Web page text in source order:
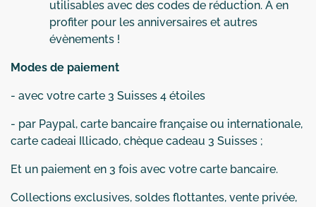
utilisables avec des codes de réduction. A en
profiter pour les anniversaires et autres
évènements !
Modes de paiement
- avec votre carte 3 Suisses 4 étoiles
- par Paypal, carte bancaire française ou internationale,
carte cadeai Illicado, chèque cadeau 3 Suisses ;
Et un paiement en 3 fois avec votre carte bancaire.
Collections exclusives, soldes flottantes, vente privée,